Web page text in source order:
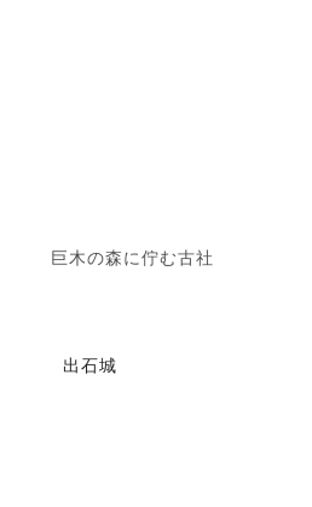
巨木の森に佇む古社
出石城